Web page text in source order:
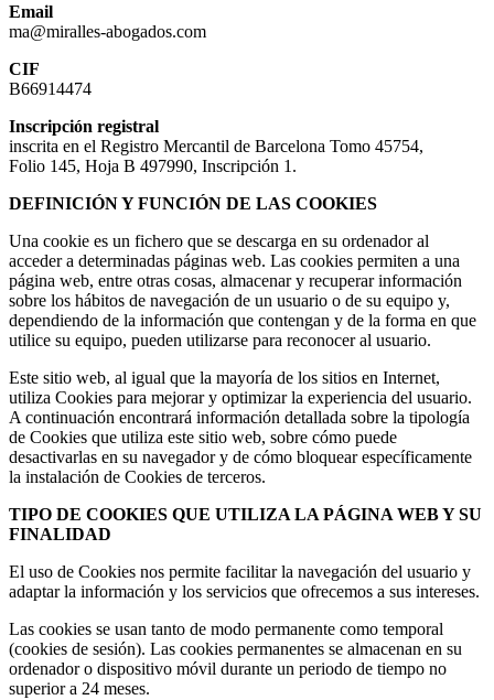
Email
ma@miralles-abogados.com
CIF
B66914474
Inscripción registral
inscrita en el Registro Mercantil de Barcelona Tomo 45754,
Folio 145, Hoja B 497990, Inscripción 1.
DEFINICIÓN Y FUNCIÓN DE LAS COOKIES
Una cookie es un fichero que se descarga en su ordenador al
acceder a determinadas páginas web. Las cookies permiten a una
página web, entre otras cosas, almacenar y recuperar información
sobre los hábitos de navegación de un usuario o de su equipo y,
dependiendo de la información que contengan y de la forma en que
utilice su equipo, pueden utilizarse para reconocer al usuario.
Este sitio web, al igual que la mayoría de los sitios en Internet,
utiliza Cookies para mejorar y optimizar la experiencia del usuario.
A continuación encontrará información detallada sobre la tipología
de Cookies que utiliza este sitio web, sobre cómo puede
desactivarlas en su navegador y de cómo bloquear específicamente
la instalación de Cookies de terceros.
TIPO DE COOKIES QUE UTILIZA LA PÁGINA WEB Y SU
FINALIDAD
El uso de Cookies nos permite facilitar la navegación del usuario y
adaptar la información y los servicios que ofrecemos a sus intereses.
Las cookies se usan tanto de modo permanente como temporal
(cookies de sesión). Las cookies permanentes se almacenan en su
ordenador o dispositivo móvil durante un periodo de tiempo no
superior a 24 meses.